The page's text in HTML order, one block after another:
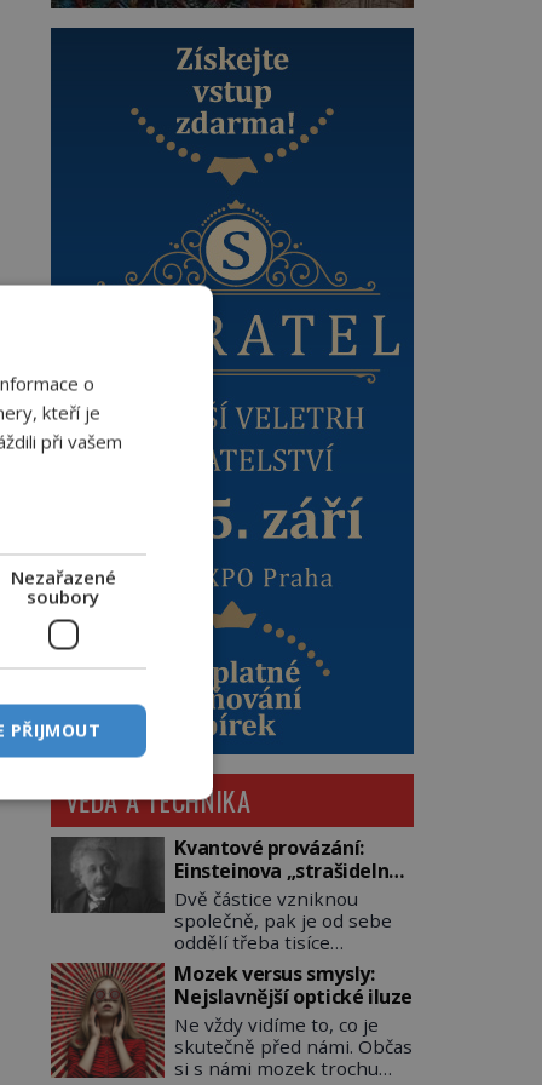
VĚDA A TECHNIKA
Kvantové provázání:
Einsteinova „strašidelná
akce na dálku“ dál mate i
fascinuje vědce
Dvě částice vzniknou
společně, pak je od sebe
oddělí třeba tisíce
kilometrů. Přesto se při
měření chovají, jako by
mezi nimi existovalo
neviditelné pouto. Albert
Einstein tomu s jistou
dávkou ironie říká
Mozek versus smysly:
Nejslavnější optické iluze
Ne vždy vidíme to, co je
skutečně před námi. Občas
si s námi mozek trochu
o
kteří je
při vašem
Nezařazené
soubory
PŘIJMOUT